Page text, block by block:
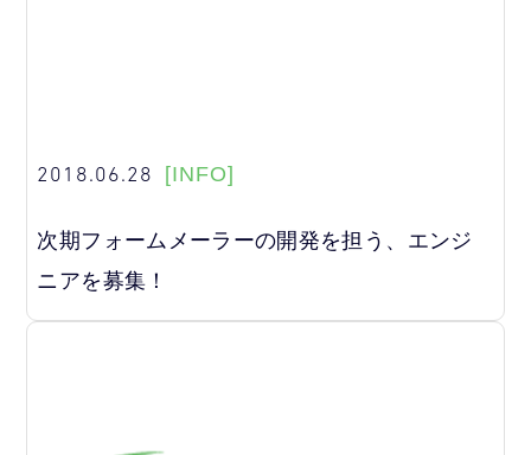
2018.06.28 [INFO]
次期フォームメーラーの開発を担う、エンジ
ニアを募集！